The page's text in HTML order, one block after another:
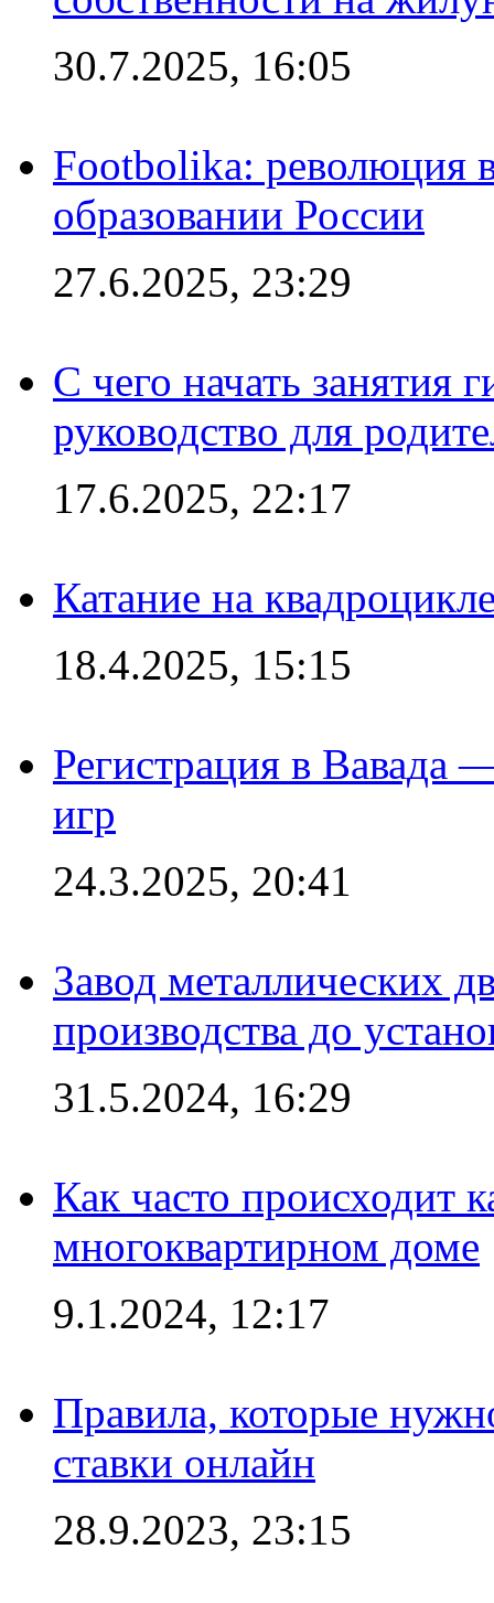
30.7.2025, 16:05
Footbolika: революция
образовании России
27.6.2025, 23:29
С чего начать занятия
руководство для
17.6.2025, 22:17
Катание на
18.4.2025, 15:15
Регистрация в Вавада
игр
24.3.2025, 20:41
Завод металлических
производства до
31.5.2024, 16:29
Как часто происходит
многоквартирном доме
9.1.2024, 12:17
Правила, которые
ставки онлайн
28.9.2023, 23:15